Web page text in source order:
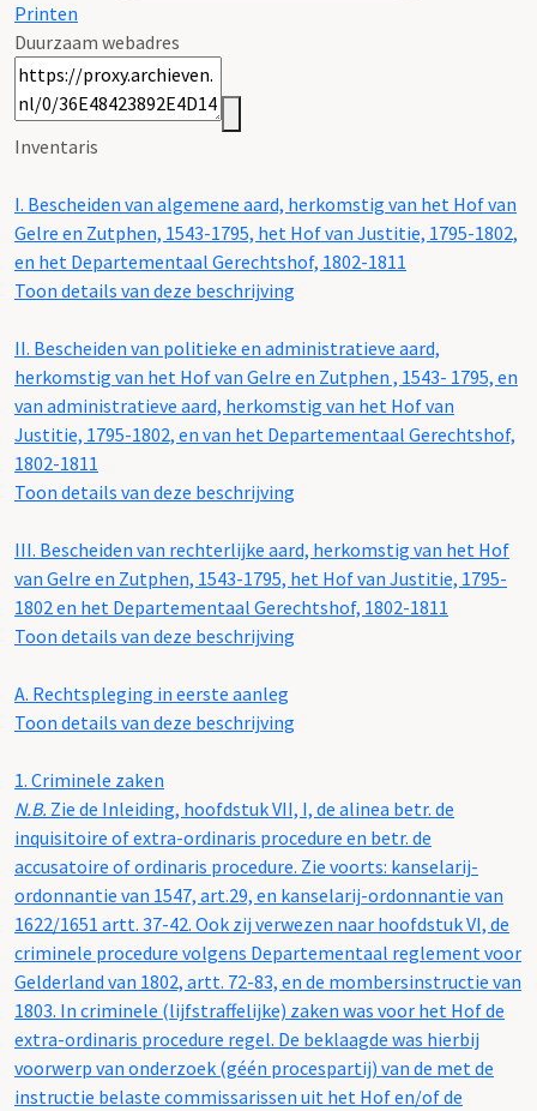
Printen
Duurzaam webadres
Inventaris
I. Bescheiden van algemene aard, herkomstig van het Hof van
Gelre en Zutphen, 1543-1795, het Hof van Justitie, 1795-1802,
en het Departementaal Gerechtshof, 1802-1811
Toon details van deze beschrijving
II. Bescheiden van politieke en administratieve aard,
herkomstig van het Hof van Gelre en Zutphen , 1543- 1795, en
van administratieve aard, herkomstig van het Hof van
Justitie, 1795-1802, en van het Departementaal Gerechtshof,
1802-1811
Toon details van deze beschrijving
III. Bescheiden van rechterlijke aard, herkomstig van het Hof
van Gelre en Zutphen, 1543-1795, het Hof van Justitie, 1795-
1802 en het Departementaal Gerechtshof, 1802-1811
Toon details van deze beschrijving
A. Rechtspleging in eerste aanleg
Toon details van deze beschrijving
1. Criminele zaken
N.B. Zie de Inleiding, hoofdstuk VII, I, de alinea betr. de
inquisitoire of extra-ordinaris procedure en betr. de
accusatoire of ordinaris procedure. Zie voorts: kanselarij-
ordonnantie van 1547, art.29, en kanselarij-ordonnantie van
1622/1651 artt. 37-42. Ook zij verwezen naar hoofdstuk VI, de
criminele procedure volgens Departementaal reglement voor
Gelderland van 1802, artt. 72-83, en de mombersinstructie van
1803. In criminele (lijfstraffelijke) zaken was voor het Hof de
extra-ordinaris procedure regel. De beklaagde was hierbij
voorwerp van onderzoek (géén procespartij) van de met de
instructie belaste commissarissen uit het Hof en/of de